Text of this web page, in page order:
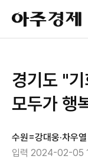
아
주
경
경기도 "
모두가 행
수원=강대웅·차우
입력 2024-02-05